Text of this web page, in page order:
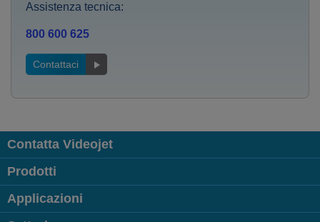
Assistenza tecnica:
800 600 625
Contattaci
Contatta Videojet
Prodotti
Applicazioni